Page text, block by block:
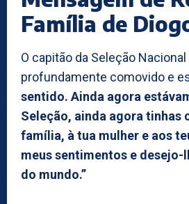
Família de
O capitão da Seleção
profundamente comovido e
sentido. Ainda agora
Seleção, ainda agora tinhas
família, à tua mulher e aos
meus sentimentos e desejo-
do mundo.”